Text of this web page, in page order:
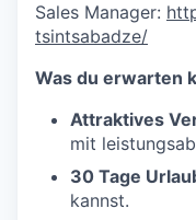
Sales Manager:
tsintsabadze/
Was du erwarten
Attraktives
mit
30 Tage
kannst.